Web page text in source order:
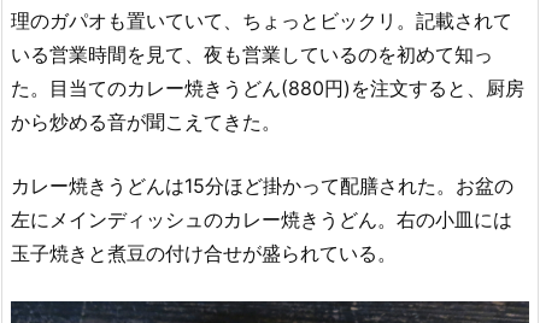
理のガパオも置いていて、ちょっとビックリ。記載されて
いる営業時間を見て、夜も営業しているのを初めて知っ
た。目当てのカレー焼きうどん(880円)を注文すると、厨房
から炒める音が聞こえてきた。
カレー焼きうどんは15分ほど掛かって配膳された。お盆の
左にメインディッシュのカレー焼きうどん。右の小皿には
玉子焼きと煮豆の付け合せが盛られている。